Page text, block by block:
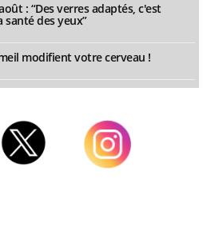
: “Des verres adaptés, c'est
des yeux”
modifient votre cerveau !